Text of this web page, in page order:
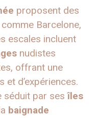
proposent des
Barcelone,
escales incluent
nudistes
offrant une
et d’expériences.
séduit par sesîles
baignade